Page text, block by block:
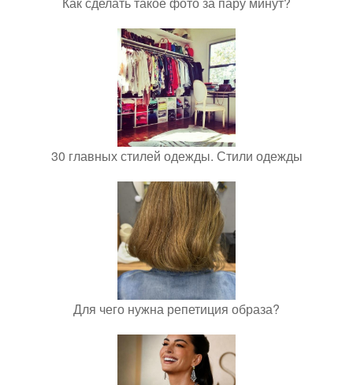
30 главных стилей одежды. Стили одежды
Для чего нужна репетиция образа?